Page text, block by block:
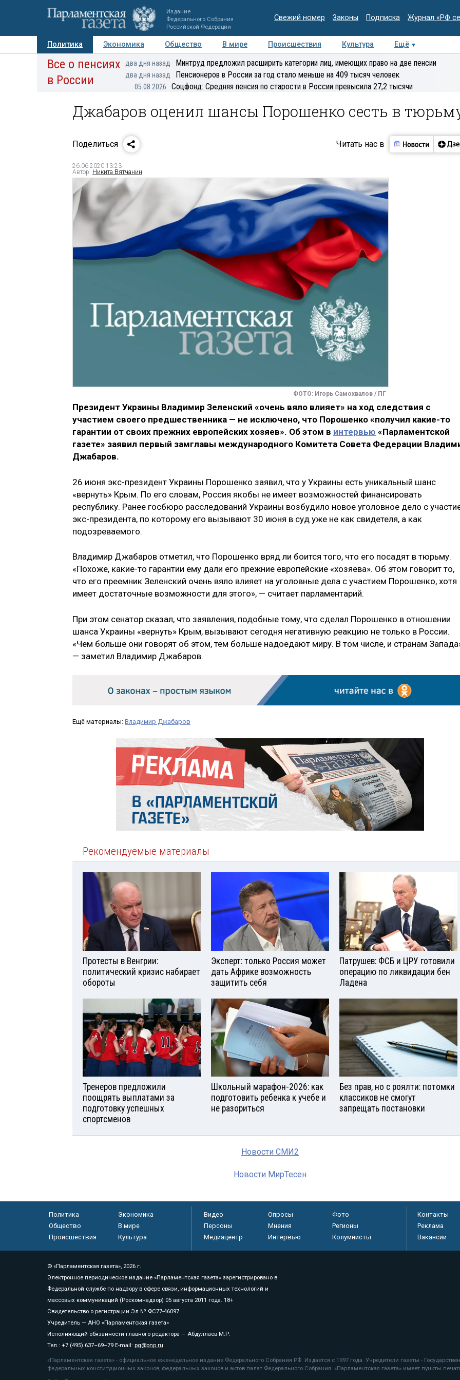
Издание
Федерального Собрания
Российской Федерации
Свежий номер Законы Подписка Журнал «РФ
Политика Экономика Общество В мире Происшествия Культура
Ещё
Авторы Персоны Мнения Регионы Медиацентр Интервью Колумнисты
Все о пенсиях
в России
два дня назад Минтруд предложил расширить категории лиц, имеющих право на две пенсии
два дня назад Пенсионеров в России за год стало меньше на 409 тысяч человек
05.08.2026 Соцфонд: Средняя пенсия по старости в России превысила 27,2 тысячи
Джабаров оценил шансы Порошенко сесть в
Поделиться Читать нас в
26.06.2020 13:23
Автор: Никита Вятчанин
ФОТО: Игорь Самохвалов / ПГ
Президент Украины Владимир Зеленский «очень вяло влияет» на ход следствия с
участием своего предшественника — не исключено, что Порошенко «получил какие-то
гарантии от своих прежних европейских хозяев». Об этом в интервью «Парламентской
газете» заявил первый замглавы международного Комитета Совета Федерации
Джабаров.
26 июня экс-президент Украины Порошенко заявил, что у Украины есть уникальный шанс
«вернуть» Крым. По его словам, Россия якобы не имеет возможностей финансировать
республику. Ранее госбюро расследований Украины возбудило новое уголовное дело с
экс-президента, по которому его вызывают 30 июня в суд уже не как свидетеля, а как
подозреваемого.
Владимир Джабаров отметил, что Порошенко вряд ли боится того, что его посадят в тюрьму.
«Похоже, какие-то гарантии ему дали его прежние европейские «хозяева». Об этом говорит то,
что его преемник Зеленский очень вяло влияет на уголовные дела с участием Порошенко, хотя
имеет достаточные возможности для этого», — считает парламентарий.
При этом сенатор сказал, что заявления, подобные тому, что сделал Порошенко в отношении
шанса Украины «вернуть» Крым, вызывают сегодня негативную реакцию не только в России.
«Чем больше они говорят об этом, тем больше надоедают миру. В том числе, и странам
— заметил Владимир Джабаров.
Ещё материалы: Владимир Джабаров
Рекомендуемые материалы
Протесты в Венгрии:
политический кризис набирает
обороты
Эксперт: только Россия может
дать Африке возможность
защитить себя
Патрушев: ФСБ и ЦРУ готовили
операцию по ликвидации бен
Ладена
Тренеров предложили
поощрять выплатами за
подготовку успешных
спортсменов
Школьный марафон-2026: как
подготовить ребенка к учебе и
не разориться
Без прав, но с роялти: потомки
классиков не смогут
запрещать постановки
Новости СМИ2
Новости МирТесен
Политика
Экономика
Общество
В мире
Происшествия
Культура
Видео Опросы
Фото
Персоны
Мнения
Регионы
Медиацентр
Интервью Колумнисты
Контакты
Реклама
Вакансии
© «Парламентская газета», 2026 г.
Электронное периодическое издание «Парламентская газета» зарегистрировано в
Федеральной службе по надзору в сфере связи, информационных технологий и
массовых коммуникаций (Роскомнадзор) 05 августа 2011 года. 18+
Свидетельство о регистрации Эл № ФС77-46097
Учредитель — АНО «Парламентская газета»
Исполняющий обязанности главного редактора — Абдуллаев М.Р.
Тел.: +7 (495) 637–69–79 E-mail: pg@pnp.ru
«Парламентская газета» - официальное еженедельное издание Федерального Собрания РФ. Издается с 1997 года. Учредители газеты -
федеральных конституционных законов, федеральных законов и актов палат Федерального Собрания. «Парламентская газета» имеет пункты